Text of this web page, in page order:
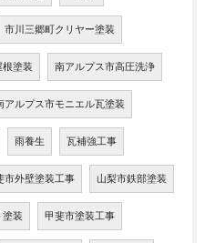
市川三郷町クリヤー塗装
塗装 南アルプス市高圧洗浄
アルプス市モニエル瓦塗装
雨養生 瓦補強工事
市外壁塗装工事 山梨市鉄部塗装
塗装 甲斐市塗装工事